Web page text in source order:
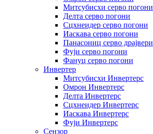
Митсубисхи серво погони
Делта серво погони
Сцхнеидер серво погони
Иаскава серво погони
Панасониц серво драјвери
Фуји серво погони
Фануц серво погони
Инвертер
Митсубисхи Инвертерс
Омрон Инвертерс
Делта Инвертерс
Сцхнеидер Инвертерс
Иаскава Инвертерс
Фуји Инвертерс
Сензор